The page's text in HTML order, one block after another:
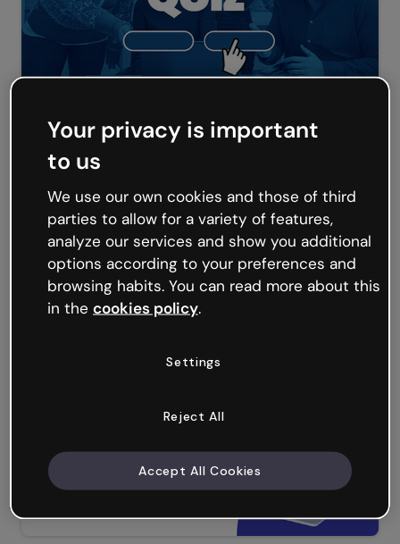
Your privacy is important
to us
We use our own cookies and those of third
parties to allow for a variety of features,
analyze our services and show you additional
options according to your preferences and
browsing habits. You can read more about this
in the cookies policy.
Settings
Reject All
Accept All Cookies